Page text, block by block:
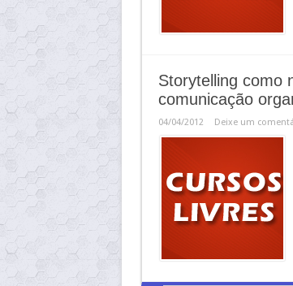
Storytelling como
comunicação
04/04/2012 Deixe um